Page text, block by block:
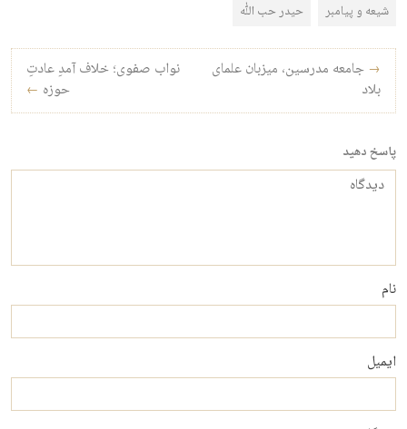
شیعه و پیامبر
حیدر حب الله
راه‌بری نوشته
→ جامعه مدرسین، میزبان علمای
بلاد
نواب صفوی؛ خلاف آمدِ عادتِ
حوزه ←
پاسخ دهید
دیدگاه
نام
ایمیل